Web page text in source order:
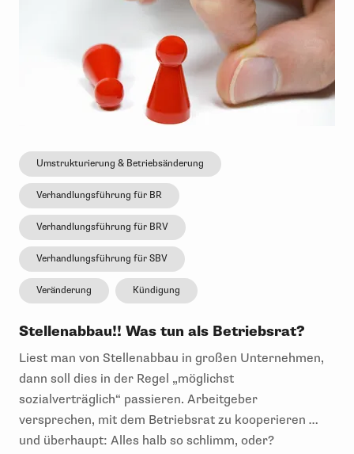
Umstrukturierung & Betriebsänderung
Verhandlungsführung für BR
Verhandlungsführung für BRV
Verhandlungsführung für SBV
Veränderung Kündigung
Stellenabbau!! Was tun als Betriebsrat?
Liest man von Stellenabbau in großen Unternehmen,
dann soll dies in der Regel „möglichst
sozialverträglich“ passieren. Arbeitgeber
versprechen, mit dem Betriebsrat zu kooperieren …
und überhaupt: Alles halb so schlimm, oder?